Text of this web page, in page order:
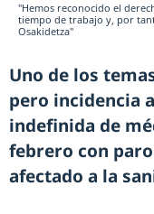
"Hemos reconocido el
tiempo de trabajo y, por
Osakidetza"
Uno de los
pero incidencia
indefinida de
febrero con
afectado a la